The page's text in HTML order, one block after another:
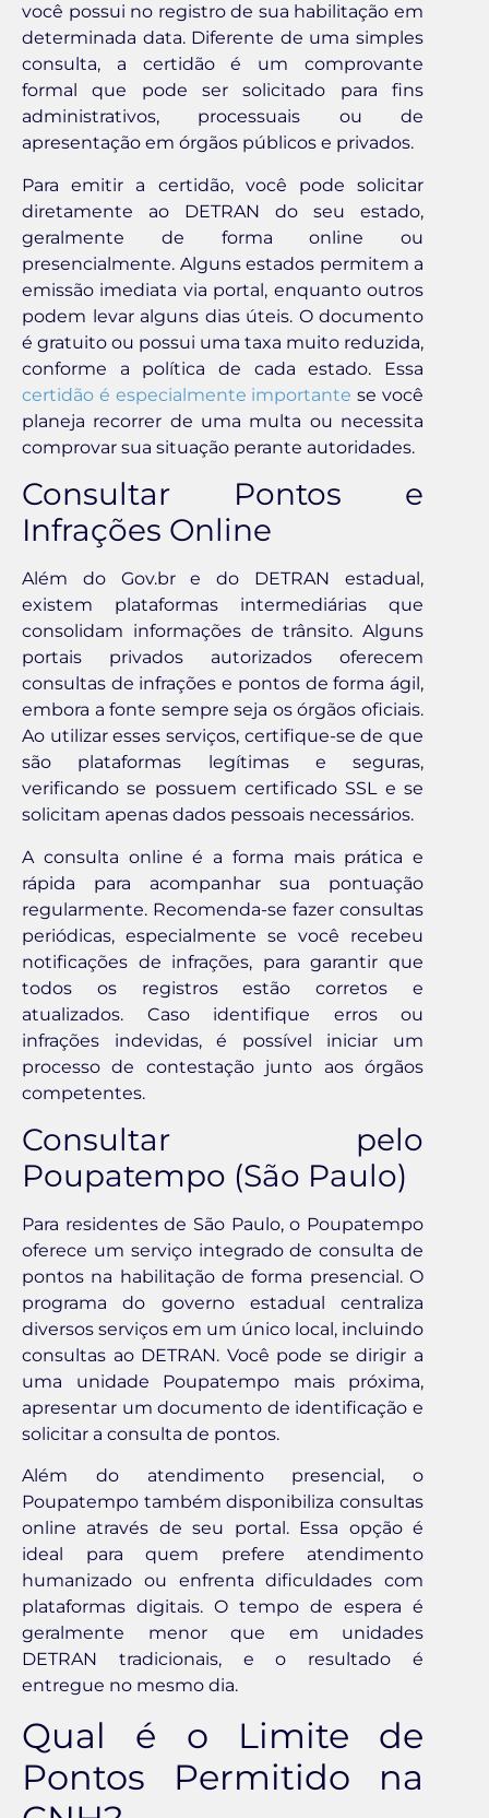
você possui no registro de sua habilitação em
determinada data. Diferente de uma simples
consulta, a certidão é um comprovante
formal que pode ser solicitado para fins
administrativos, processuais ou de
apresentação em órgãos públicos e privados.
Para emitir a certidão, você pode solicitar
diretamente ao DETRAN do seu estado,
geralmente de forma online ou
presencialmente. Alguns estados permitem a
emissão imediata via portal, enquanto outros
podem levar alguns dias úteis. O documento
é gratuito ou possui uma taxa muito reduzida,
conforme a política de cada estado. Essa
certidão é especialmente importante se você
planeja recorrer de uma multa ou necessita
comprovar sua situação perante autoridades.
Consultar Pontos e
Infrações Online
Além do Gov.br e do DETRAN estadual,
existem plataformas intermediárias que
consolidam informações de trânsito. Alguns
portais privados autorizados oferecem
consultas de infrações e pontos de forma ágil,
embora a fonte sempre seja os órgãos oficiais.
Ao utilizar esses serviços, certifique-se de que
são plataformas legítimas e seguras,
verificando se possuem certificado SSL e se
solicitam apenas dados pessoais necessários.
A consulta online é a forma mais prática e
rápida para acompanhar sua pontuação
regularmente. Recomenda-se fazer consultas
periódicas, especialmente se você recebeu
notificações de infrações, para garantir que
todos os registros estão corretos e
atualizados. Caso identifique erros ou
infrações indevidas, é possível iniciar um
processo de contestação junto aos órgãos
competentes.
Consultar pelo
Poupatempo (São Paulo)
Para residentes de São Paulo, o Poupatempo
oferece um serviço integrado de consulta de
pontos na habilitação de forma presencial. O
programa do governo estadual centraliza
diversos serviços em um único local, incluindo
consultas ao DETRAN. Você pode se dirigir a
uma unidade Poupatempo mais próxima,
apresentar um documento de identificação e
solicitar a consulta de pontos.
Além do atendimento presencial, o
Poupatempo também disponibiliza consultas
online através de seu portal. Essa opção é
ideal para quem prefere atendimento
humanizado ou enfrenta dificuldades com
plataformas digitais. O tempo de espera é
geralmente menor que em unidades
DETRAN tradicionais, e o resultado é
entregue no mesmo dia.
Qual é o Limite de
Pontos Permitido na